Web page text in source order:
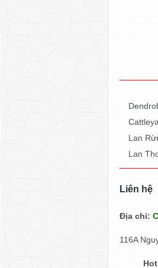
Lan
Lan
Liên hệ
Địa chỉ:
116A